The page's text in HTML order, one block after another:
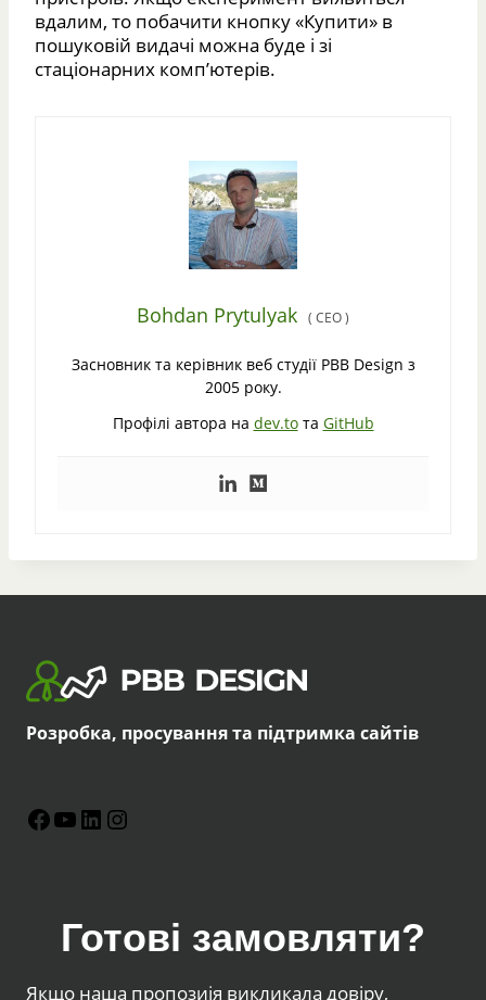
вдалим, то побачити кнопку «Купити» в
пошуковій видачі можна буде і зі
стаціонарних комп’ютерів.
Bohdan Prytulyak ( CEO)
Засновник та керівник веб студії PBB Design з
2005 року.
Профілі автора на dev.toта GitHub
Розробка, просування та підтримка сайтів
Facebook
YouTube
LinkedIn
Instagram
Готові замовляти?
Якщо наша пропозиія викликала довіру,